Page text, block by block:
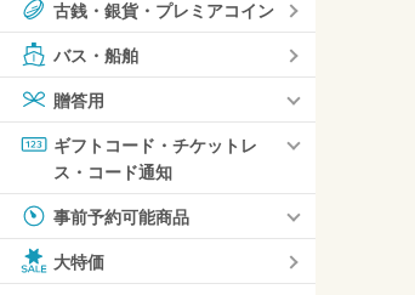
古銭・銀貨・プレミアコイン
バス・船舶
贈答用
ギフトコード・チケットレ
ス・コード通知
事前予約可能商品
大特価